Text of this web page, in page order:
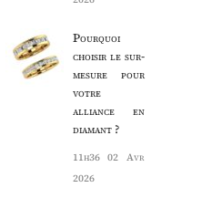
Pourquoi
choisir le sur-
mesure pour
votre
alliance en
diamant ?
11h36 02 Avr
2026